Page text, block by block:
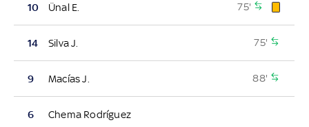
10 Ünal E. 75'
14 Silva J. 75'
9 Macías J. 88'
6 Chema Rodríguez